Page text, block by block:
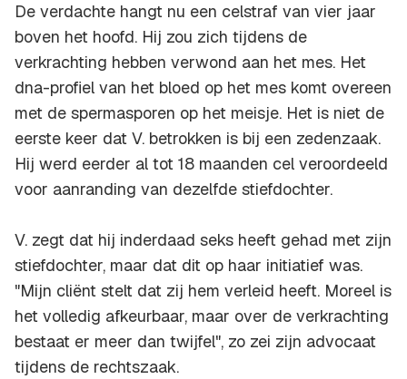
De verdachte hangt nu een celstraf van vier jaar
boven het hoofd. Hij zou zich tijdens de
verkrachting hebben verwond aan het mes. Het
dna-profiel van het bloed op het mes komt overeen
met de spermasporen op het meisje. Het is niet de
eerste keer dat V. betrokken is bij een zedenzaak.
Hij werd eerder al tot 18 maanden cel veroordeeld
voor aanranding van dezelfde stiefdochter.
V. zegt dat hij inderdaad seks heeft gehad met zijn
stiefdochter, maar dat dit op haar initiatief was.
"Mijn cliënt stelt dat zij hem verleid heeft. Moreel is
het volledig afkeurbaar, maar over de verkrachting
bestaat er meer dan twijfel", zo zei zijn advocaat
tijdens de rechtszaak.